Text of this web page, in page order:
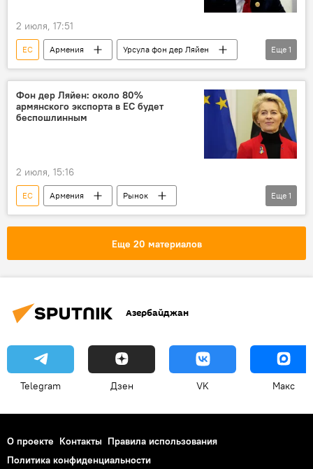
2 июля, 17:51
ЕС Армения
Урсула фон дер Ляйен
Никол Пашинян
Еще 1
Фон дер Ляйен: около 80%
армянского экспорта в ЕС будет
беспошлинным
2 июля, 15:16
ЕС Армения
Рынок
Сельское хозяйство
Еще 1
Еще 20 материалов
Азербайджан
Telegram Дзен VK Макс
О проекте Контакты Правила использования
Политика конфиденциальности